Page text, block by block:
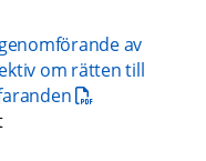
av
om rätten till
pdf, 890.3 kB.